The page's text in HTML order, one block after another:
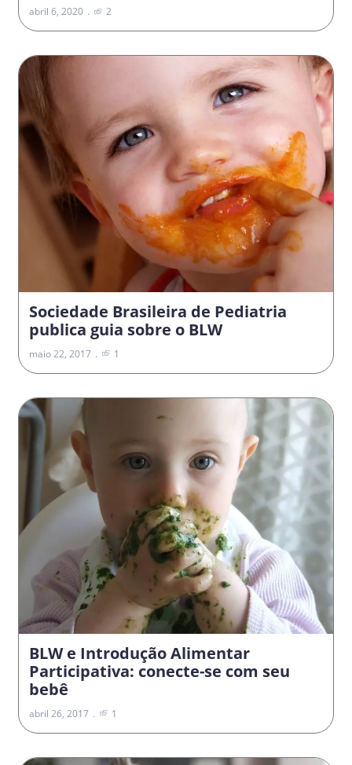
abril 6, 2020 2
Sociedade Brasileira de Pediatria
publica guia sobre o BLW
maio 22, 2017 1
BLW e Introdução Alimentar
Participativa: conecte-se com seu
bebê
abril 26, 2017 1